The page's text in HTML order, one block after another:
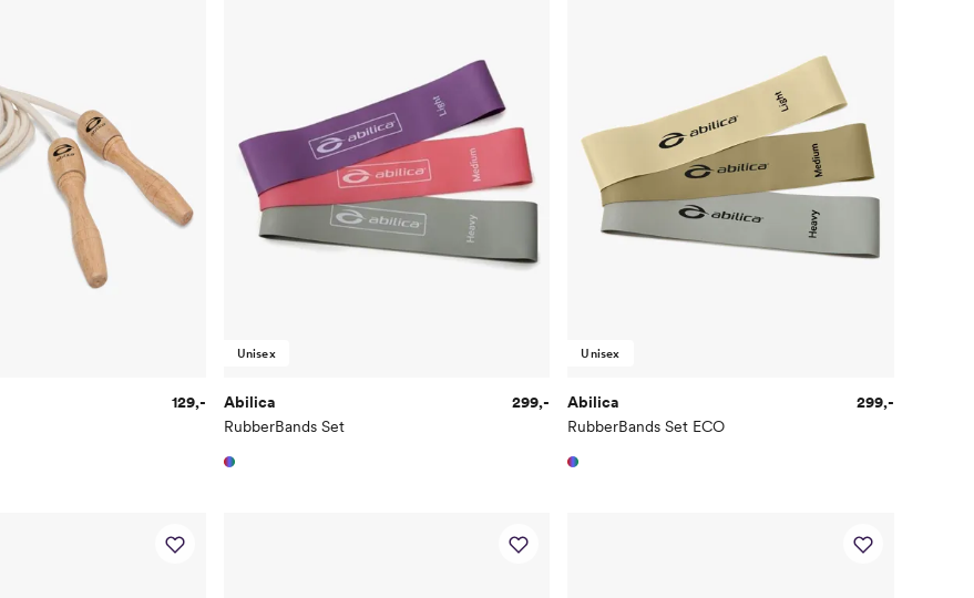
129,-
Unisex
Abilica
RubberBands Set
299,-
Unisex
Abilica
RubberBands Set ECO
299,-